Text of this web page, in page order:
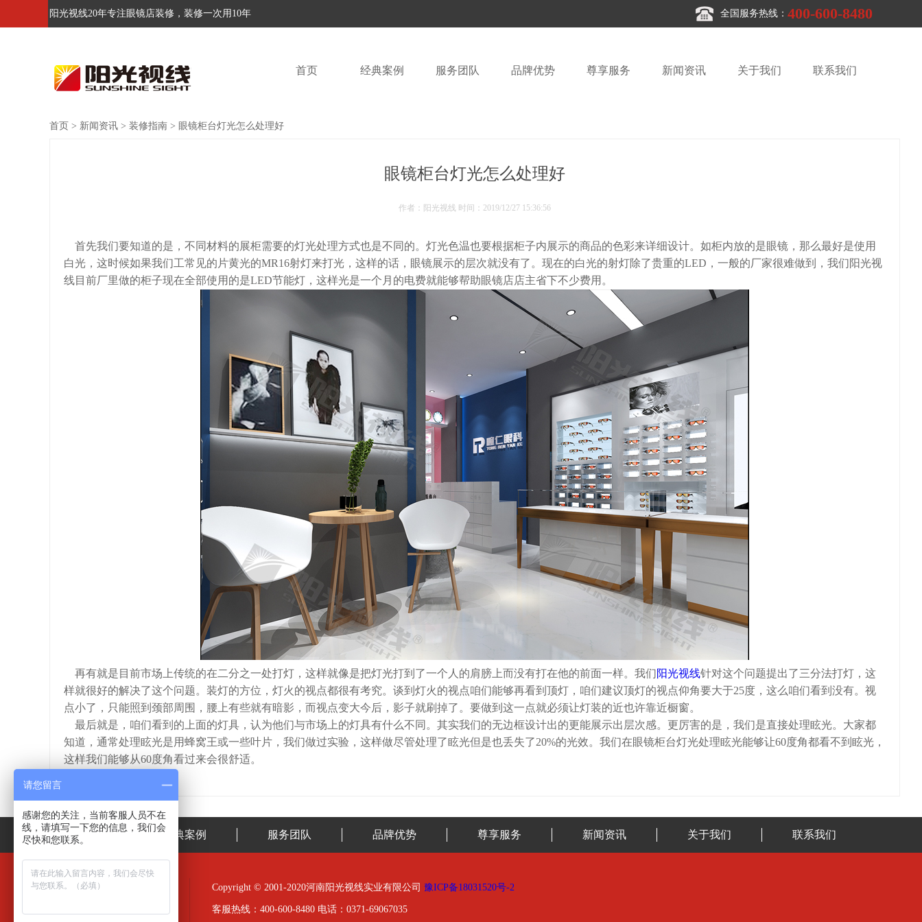
阳光视线20年专注眼镜店装修，装修一次用10年 全国服务热线： 400-600-8480
首页 经典案例 服务团队 品牌优势 尊享服务 新闻资讯 关于我们 联系我们
首页 > 新闻资讯 > 装修指南 > 眼镜柜台灯光怎么处理好
眼镜柜台灯光怎么处理好
作者：阳光视线 时间： 2019/12/27 15:36:56
首先我们要知道的是，不同材料的展柜需要的灯光处理方式也是不同的。灯光色温也要根据柜子内展示的商品的色彩来详细设计。如柜内放的是眼镜，那么最好是使用
白光，这时候如果我们工常见的片黄光的MR16射灯来打光，这样的话，眼镜展示的层次就没有了。现在的白光的射灯除了贵重的LED，一般的厂家很难做到，我们阳光视
线目前厂里做的柜子现在全部使用的是LED节能灯，这样光是一个月的电费就能够帮助眼镜店店主省下不少费用。
再有就是目前市场上传统的在二分之一处打灯，这样就像是把灯光打到了一个人的肩膀上而没有打在他的前面一样。我们阳光视线针对这个问题提出了三分法打灯，这
样就很好的解决了这个问题。装灯的方位，灯火的视点都很有考究。谈到灯火的视点咱们能够再看到顶灯，咱们建议顶灯的视点仰角要大于25度，这么咱们看到没有。视
点小了，只能照到颈部周围，腰上有些就有暗影，而视点变大今后，影子就刷掉了。要做到这一点就必须让灯装的近也许靠近橱窗。
最后就是，咱们看到的上面的灯具，认为他们与市场上的灯具有什么不同。其实我们的无边框设计出的更能展示出层次感。更厉害的是，我们是直接处理眩光。大家都
知道，通常处理眩光是用蜂窝王或一些叶片，我们做过实验，这样做尽管处理了眩光但是也丢失了20%的光效。我们在眼镜柜台灯光处理眩光能够让60度角都看不到眩光，
这样我们能够从60度角看过来会很舒适。
首页 经典案例 服务团队 品牌优势 尊享服务 新闻资讯 关于我们 联系我们
Copyright © 2001-2020河南阳光视线实业有限公司 豫ICP备18031520号-2
客服热线：400-600-8480 电话：0371-69067035
请您留言
感谢您的关注，当前客服人员不在
线，请填写一下您的信息，我们会
尽快和您联系。